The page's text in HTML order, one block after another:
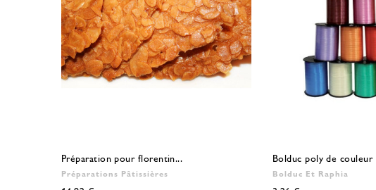
Préparation pour florentin...
Préparations Pâtissières
Bolduc poly de couleur
Bolduc Et Raphia